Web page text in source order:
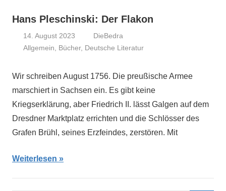
Hans Pleschinski: Der Flakon
14. August 2023
DieBedra
Allgemein
Bücher, Deutsche Literatur
Wir schreiben August 1756. Die preußische Armee
marschiert in Sachsen ein. Es gibt keine
Kriegserklärung, aber Friedrich II. lässt Galgen auf dem
Dresdner Marktplatz errichten und die Schlösser des
Grafen Brühl, seines Erzfeindes, zerstören. Mit
Weiterlesen